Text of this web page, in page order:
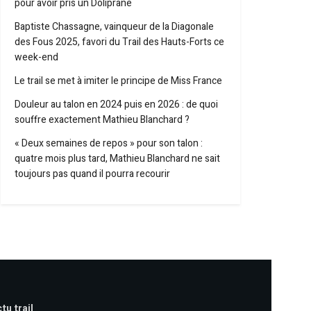
pour avoir pris un Doliprane
Baptiste Chassagne, vainqueur de la Diagonale
des Fous 2025, favori du Trail des Hauts-Forts ce
week-end
Le trail se met à imiter le principe de Miss France
Douleur au talon en 2024 puis en 2026 : de quoi
souffre exactement Mathieu Blanchard ?
« Deux semaines de repos » pour son talon :
quatre mois plus tard, Mathieu Blanchard ne sait
toujours pas quand il pourra recourir